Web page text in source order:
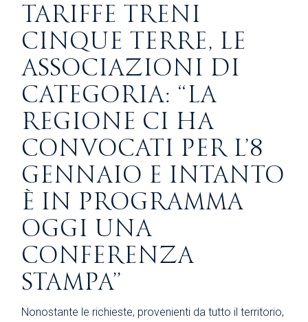
TARIFFE TRENI
CINQUE TERRE, LE
ASSOCIAZIONI DI
CATEGORIA: “LA
REGIONE CI HA
CONVOCATI PER L’8
GENNAIO E INTANTO
È IN PROGRAMMA
OGGI UNA
CONFERENZA
STAMPA”
Nonostante le richieste, provenienti da tutto il territorio,